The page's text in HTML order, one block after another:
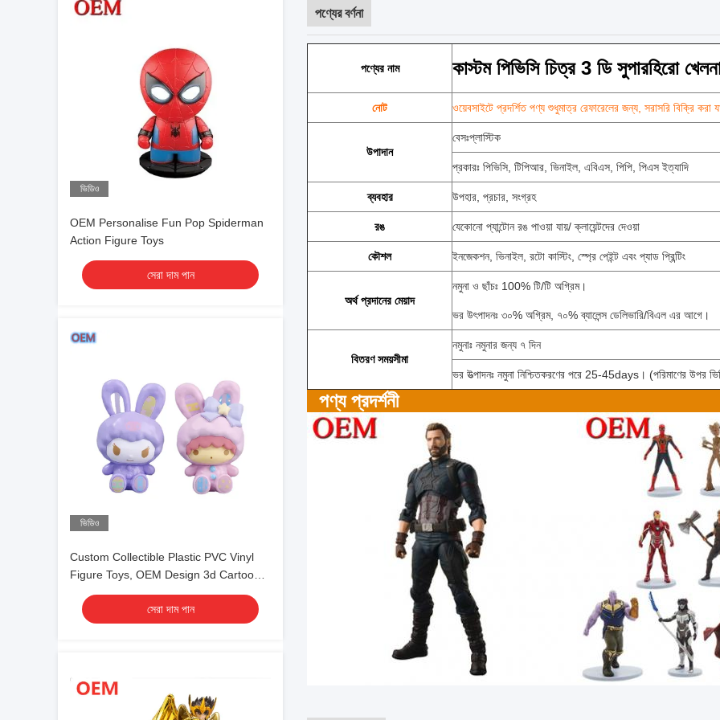
ভিডিও
OEM Personalise Fun Pop Spiderman
Action Figure Toys
সেরা দাম পান
ভিডিও
Custom Collectible Plastic PVC Vinyl
Figure Toys, OEM Design 3d Cartoon
Plastic Figure Toys
সেরা দাম পান
পণ্যের বর্ণনা
পণ্যের নাম কাস্টম পিভিসি চিত্র 3 ডি সুপারহিরো
নোট ওয়েবসাইটে প্রদর্শিত পণ্য শুধুমাত্র রেফারেলের জন্য, সরাসরি বিক্রি করা
উপাদান
বেসঃপ্লাস্টিক
প্রকারঃ পিভিসি, টিপিআর, ভিনাইল, এবিএস, পিপি, পিএস ইত্যাদি
ব্যবহার উপহার, প্রচার, সংগ্রহ
রঙ যেকোনো প্যান্টোন রঙ পাওয়া যায়/ ক্লায়েন্টদের দেওয়া
কৌশল ইনজেকশন, ভিনাইল, রটো কাস্টিং, স্প্রে পেইন্ট এবং প্যাড প্রিন্টিং
অর্থ প্রদানের মেয়াদ
নমুনা ও ছাঁচঃ 100% টি/টি অগ্রিম।
ভর উৎপাদনঃ ৩০% অগ্রিম, ৭০% ব্যালেন্স ডেলিভারি/বিএল এর আগে।
বিতরণ সময়সীমা
নমুনাঃ নমুনার জন্য ৭ দিন
ভর উত্পাদনঃ নমুনা নিশ্চিতকরণের পরে 25-45days। (পরিমাণের উপর
পণ্য প্রদর্শনী